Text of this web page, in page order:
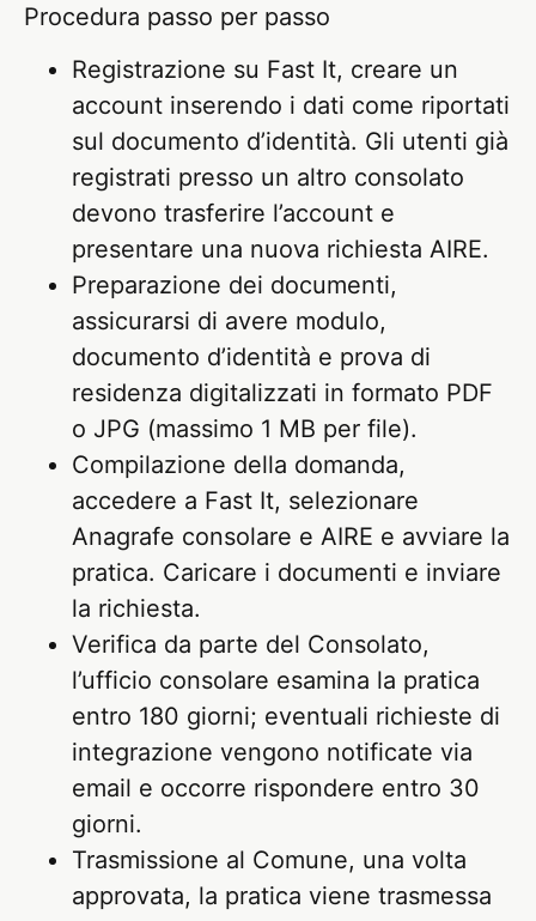
Procedura passo per passo
Registrazione su Fast It, creare un
account inserendo i dati come riportati
sul documento d’identità. Gli utenti già
registrati presso un altro consolato
devono trasferire l’account e
presentare una nuova richiesta AIRE.
Preparazione dei documenti,
assicurarsi di avere modulo,
documento d’identità e prova di
residenza digitalizzati in formato PDF
o JPG (massimo 1 MB per file).
Compilazione della domanda,
accedere a Fast It, selezionare
Anagrafe consolare e AIRE e avviare la
pratica. Caricare i documenti e inviare
la richiesta.
Verifica da parte del Consolato,
l’ufficio consolare esamina la pratica
entro 180 giorni; eventuali richieste di
integrazione vengono notificate via
email e occorre rispondere entro 30
giorni.
Trasmissione al Comune, una volta
approvata, la pratica viene trasmessa